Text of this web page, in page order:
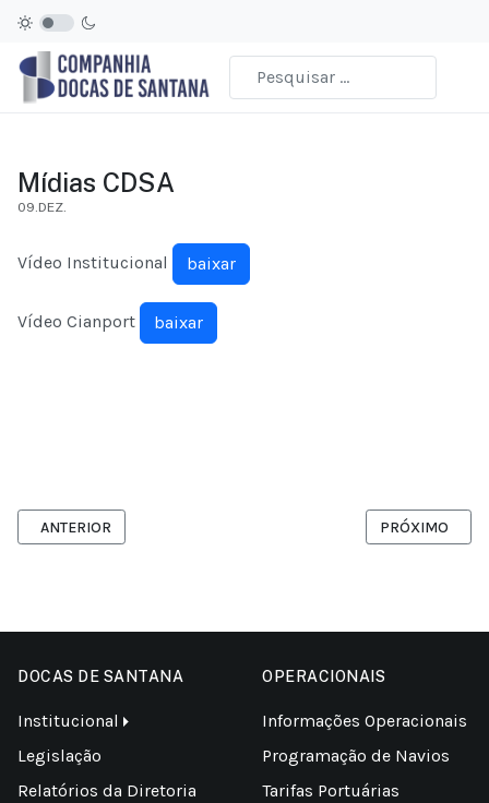
Mídias CDSA
09.DEZ.
Vídeo Institucional baixar
Vídeo Cianport baixar
ARTIGO ANTERIOR: MISSÃO, VISÃO E VALORES
ANTERIOR PRÓXIMO
PRÓXIMO
DOCAS DE SANTANA
Institucional
Legislação
Relatórios da Diretoria
OPERACIONAIS
Informações Operacionais
Programação de Navios
Tarifas Portuárias